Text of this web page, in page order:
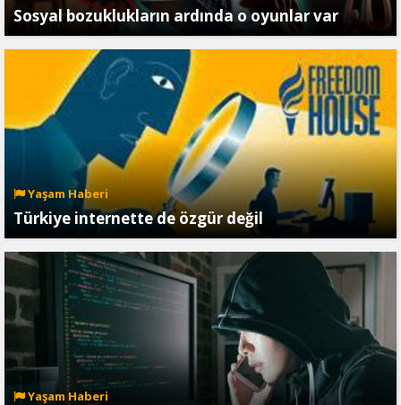
Sosyal bozuklukların ardında o oyunlar var
Yaşam Haberi
Türkiye internette de özgür değil
Yaşam Haberi